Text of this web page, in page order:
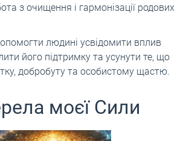
з очищення і гармонізації родових
людині усвідомити вплив
його підтримку та усунути те, що
добробуту та особистому щастю.
моєї Сили